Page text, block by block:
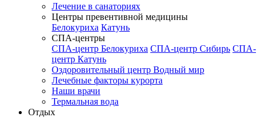
Лечение в санаториях
Центры превентивной медицины
Белокуриха Катунь
СПА-центры
СПА-центр Белокуриха СПА-центр Сибирь СПА-
центр Катунь
Оздоровительный центр Водный мир
Лечебные факторы курорта
Наши врачи
Термальная вода
Отдых